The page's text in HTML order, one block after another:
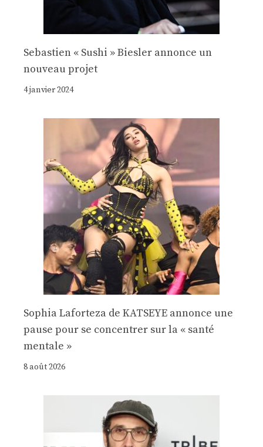
Sebastien « Sushi » Biesler annonce un
nouveau projet
4 janvier 2024
Sophia Laforteza de KATSEYE annonce une
pause pour se concentrer sur la « santé
mentale »
8 août 2026